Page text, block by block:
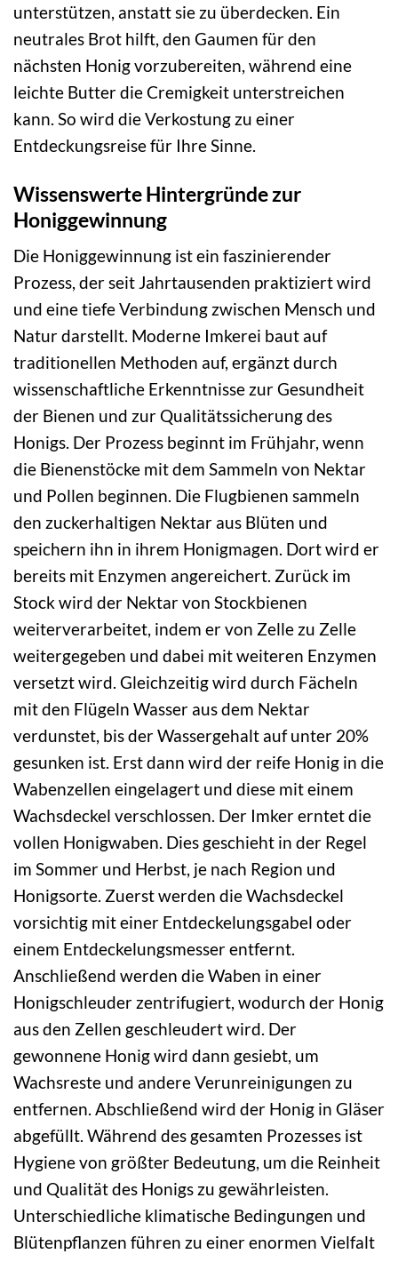
unterstützen, anstatt sie zu überdecken. Ein
neutrales Brot hilft, den Gaumen für den
nächsten Honig vorzubereiten, während eine
leichte Butter die Cremigkeit unterstreichen
kann. So wird die Verkostung zu einer
Entdeckungsreise für Ihre Sinne.
Wissenswerte Hintergründe zur
Honiggewinnung
Die Honiggewinnung ist ein faszinierender
Prozess, der seit Jahrtausenden praktiziert wird
und eine tiefe Verbindung zwischen Mensch und
Natur darstellt. Moderne Imkerei baut auf
traditionellen Methoden auf, ergänzt durch
wissenschaftliche Erkenntnisse zur Gesundheit
der Bienen und zur Qualitätssicherung des
Honigs. Der Prozess beginnt im Frühjahr, wenn
die Bienenstöcke mit dem Sammeln von Nektar
und Pollen beginnen. Die Flugbienen sammeln
den zuckerhaltigen Nektar aus Blüten und
speichern ihn in ihrem Honigmagen. Dort wird er
bereits mit Enzymen angereichert. Zurück im
Stock wird der Nektar von Stockbienen
weiterverarbeitet, indem er von Zelle zu Zelle
weitergegeben und dabei mit weiteren Enzymen
versetzt wird. Gleichzeitig wird durch Fächeln
mit den Flügeln Wasser aus dem Nektar
verdunstet, bis der Wassergehalt auf unter 20%
gesunken ist. Erst dann wird der reife Honig in die
Wabenzellen eingelagert und diese mit einem
Wachsdeckel verschlossen. Der Imker erntet die
vollen Honigwaben. Dies geschieht in der Regel
im Sommer und Herbst, je nach Region und
Honigsorte. Zuerst werden die Wachsdeckel
vorsichtig mit einer Entdeckelungsgabel oder
einem Entdeckelungsmesser entfernt.
Anschließend werden die Waben in einer
Honigschleuder zentrifugiert, wodurch der Honig
aus den Zellen geschleudert wird. Der
gewonnene Honig wird dann gesiebt, um
Wachsreste und andere Verunreinigungen zu
entfernen. Abschließend wird der Honig in Gläser
abgefüllt. Während des gesamten Prozesses ist
Hygiene von größter Bedeutung, um die Reinheit
und Qualität des Honigs zu gewährleisten.
Unterschiedliche klimatische Bedingungen und
Blütenpflanzen führen zu einer enormen Vielfalt